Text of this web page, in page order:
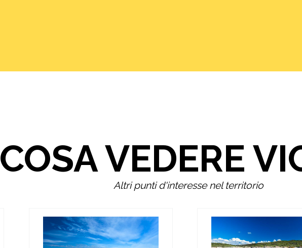
COSA VEDERE
Altri punti d'interesse nel territorio